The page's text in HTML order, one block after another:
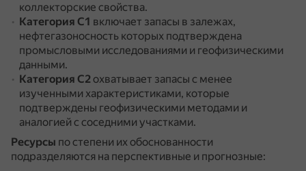
коллекторские свойства.
Категория С1 включает запасы в залежах,
нефтегазоносность которых подтверждена
промысловыми исследованиями и геофизическими
данными.
Категория С2охватывает запасы с менее
изученными характеристиками, которые
подтверждены геофизическими методами и
аналогией с соседними участками.
Ресурсы по степени их обоснованности
подразделяются на перспективные и прогнозные: